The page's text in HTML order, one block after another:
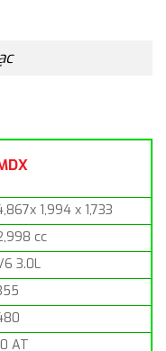
1,994 x 1,733
cc
3.0L
AT